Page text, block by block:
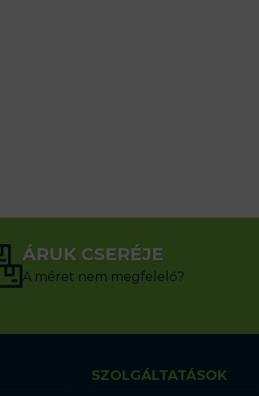
ÁRUK CSERÉJE
A méret nem megfelelő?
SZOLGÁLTATÁSOK